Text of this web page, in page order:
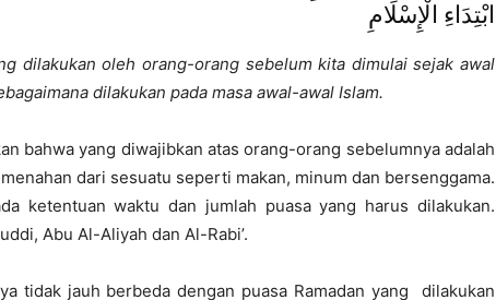
ابْتِدَاءِ الْإِسْلَامِ
dilakukan oleh orang-orang sebelum kita dimulai sejak awal
dilakukan pada masa awal-awal Islam.
bahwa yang diwajibkan atas orang-orang sebelumnya adalah
dari sesuatu seperti makan, minum dan bersenggama.
ketentuan waktu dan jumlah puasa yang harus dilakukan.
Abu Al-Aliyah dan Al-Rabi’.
tidak jauh berbeda dengan puasa Ramadan yang dilakukan